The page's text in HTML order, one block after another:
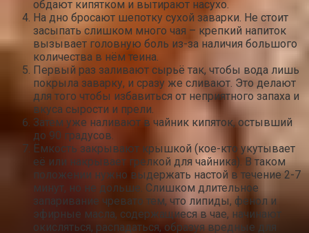
обдают кипятком и вытирают насухо.
На дно бросают шепотку сухой заварки. Не стоит
засыпать слишком много чая – крепкий напиток
вызывает головную боль из-за наличия большого
количества в нём теина.
Первый раз заливают сырьё так, чтобы вода лишь
покрыла заварку, и сразу же сливают. Это делают
для того чтобы избавиться от неприятного запаха и
вкуса сырости и прели.
Затем уже наливают в чайник кипяток, остывший
до 90 градусов.
Ёмкость закрывают крышкой (кое-кто укутывает
её или накрывает грелкой для чайника). В таком
положении нужно выдержать настой в течение 2-7
минут, но не дольше. Слишком длительное
запаривание чревато тем, что липиды, фенол и
эфирные масла, содержащиеся в чае, начинают
окисляться, распадаться, образуя вредные для